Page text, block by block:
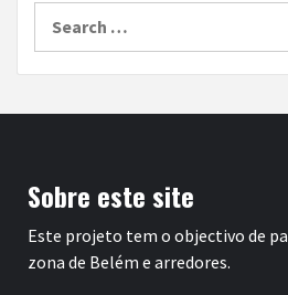
Sobre este site
Este projeto tem o objectivo de
zona de Belém e arredores.